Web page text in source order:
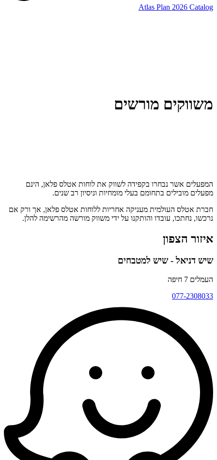
Atlas Plan 2026 Catalog
משווקים מורשים
המפעלים אשר נבחרו בקפידה לשווק את לוחות אטלס פלאן, הינם
מפעלים מובילים בתחומם בעלי מומחיות וניסיון רב שנים.
חברת אטלס העולמית מעניקה אחריות ללוחות אטלס פלאן, אך ורק אם
נרכשו, נחתכו, עובדו והותקנו על ידי משווק מורשה מהרשימה להלן.
איזור הצפון
שיש דניאל - שיש למטבחים
העמלים 7 חיפה
077-2308033